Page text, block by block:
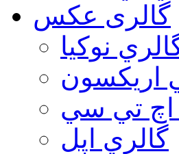
گالری عکس
نوكيا
اريكسون
اچ تي سي
گالري اپل